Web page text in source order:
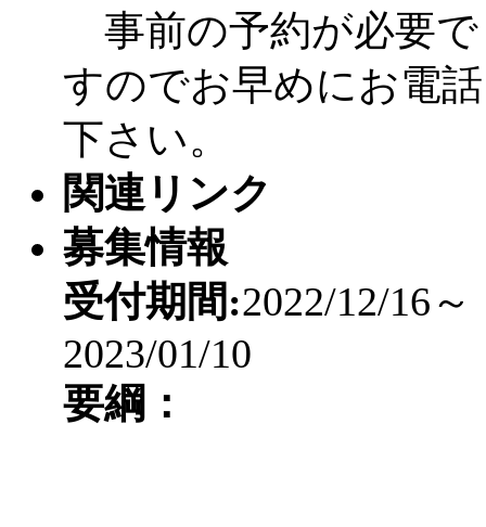
事前の予約が必要で
すのでお早めにお電話
下さい。
関連リンク
募集情報
受付期間:2022/12/16～
2023/01/10
要綱：